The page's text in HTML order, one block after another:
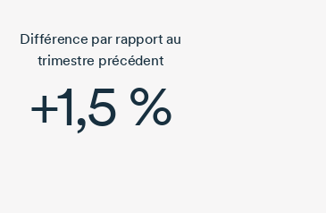
Différence par rapport au
trimestre précédent
+1,5 %